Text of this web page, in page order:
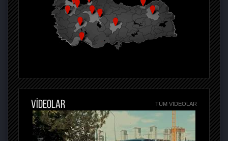
VİDEOLAR TÜM VIDEOLAR